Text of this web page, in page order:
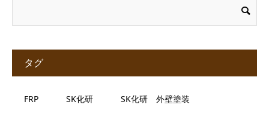
タグ
FRP SK化研 SK化研 外壁塗装